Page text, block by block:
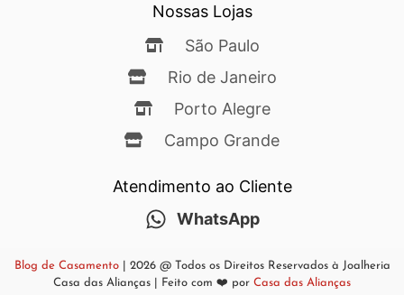
Nossas Lojas
São Paulo
Rio de Janeiro
Porto Alegre
Campo Grande
Atendimento ao Cliente
WhatsApp
Blog de Casamento| 2026 @ Todos os Direitos Reservados à Joalheria
Casa das Alianças | Feito com ❤️ por Casa das Alianças